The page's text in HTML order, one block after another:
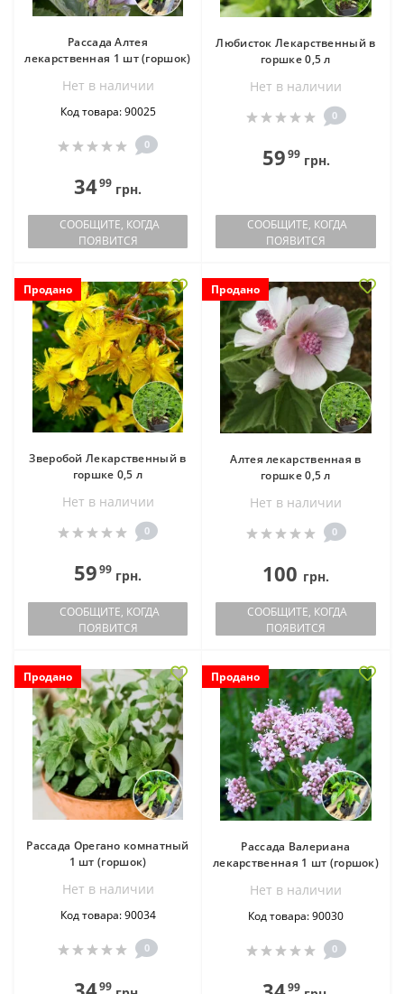
Рассада Алтея
лекарственная 1 шт (горшок)
Нет в наличии
Код товара: 90025
0
3499 грн.
СООБЩИТЕ, КОГДА
ПОЯВИТСЯ
Любисток Лекарственный в
горшке 0,5 л
Нет в наличии
0
5999грн.
СООБЩИТЕ, КОГДА
ПОЯВИТСЯ
Продано
Зверобой Лекарственный в
горшке 0,5 л
Нет в наличии
0
5999 грн.
СООБЩИТЕ, КОГДА
ПОЯВИТСЯ
Продано
Алтея лекарственная в
горшке 0,5 л
Нет в наличии
0
100 грн.
СООБЩИТЕ, КОГДА
ПОЯВИТСЯ
Продано
Рассада Орегано комнатный
1 шт (горшок)
Нет в наличии
Код товара: 90034
0
99
Продано
Рассада Валериана
лекарственная 1 шт (горшок)
Нет в наличии
Код товара: 90030
0
99